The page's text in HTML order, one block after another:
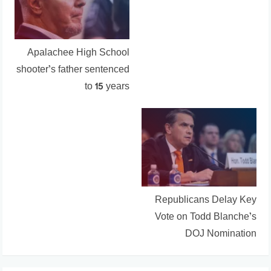
Apalachee High School
shooter’s father sentenced
to 15 years
Republicans Delay Key
Vote on Todd Blanche’s
DOJ Nomination